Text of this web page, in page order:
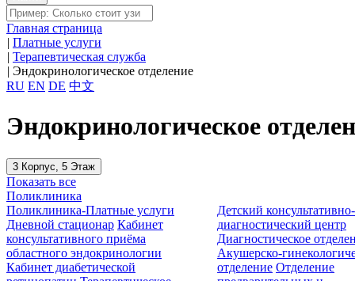
Главная страница
| Платные услуги
| Терапевтическая служба
| Эндокринологическое отделение
RU EN DE 中文
Эндокринологическое
3 Корпус, 5 Этаж
Показать все
Поликлиника
Поликлиника-Платные услуги
Дневной стационар Кабинет
консультативного приёма
областного эндокринологии
Кабинет диабетической
Детский консультативно-
диагностический центр
Диагностическое
Акушерско-
отделение Отделение